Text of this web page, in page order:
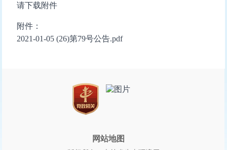
请下载附件
附件：
2021-01-05 (26)第79号公告.pdf
网站地图